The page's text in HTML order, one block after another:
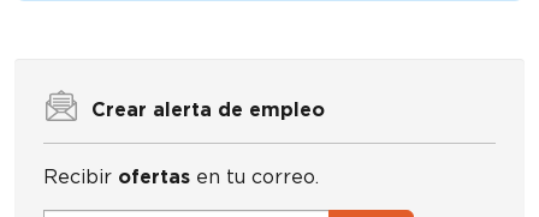
Crear alerta de empleo
Recibir ofertas en tu correo.